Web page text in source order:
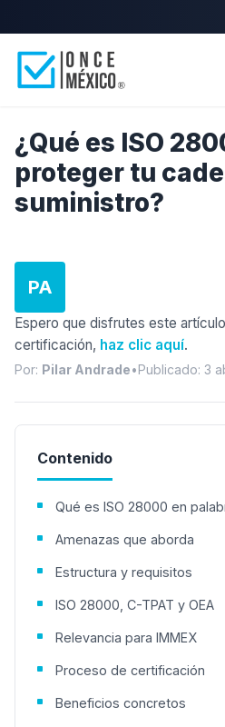
¿Qué es ISO
proteger tu
suministro?
PA
Espero que disfrutes este
certificación, haz clic aquí.
Por: Pilar Andrade•Publicado: 3
Contenido
Qué es ISO 28000 en
Amenazas que aborda
Estructura y requisitos
ISO 28000, C-TPAT y OEA
Relevancia para IMMEX
Proceso de certificación
Beneficios concretos